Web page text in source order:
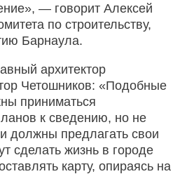
— говорит Алексей
по строительству,
Барнаула.
архитектор
Четошников: «Подобные
приниматься
к сведению, но не
должны предлагать свои
сделать жизнь в городе
карту, опираясь на